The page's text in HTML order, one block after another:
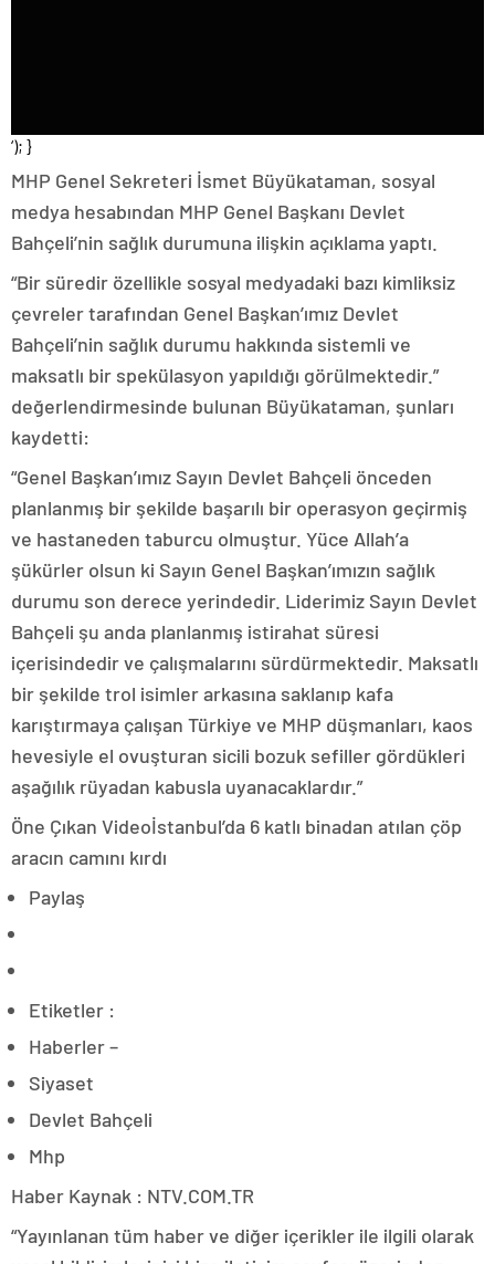
‘); }
MHP Genel Sekreteri İsmet Büyükataman, sosyal
medya hesabından MHP Genel Başkanı Devlet
Bahçeli’nin sağlık durumuna ilişkin açıklama yaptı.
“Bir süredir özellikle sosyal medyadaki bazı kimliksiz
çevreler tarafından Genel Başkan’ımız Devlet
Bahçeli’nin sağlık durumu hakkında sistemli ve
maksatlı bir spekülasyon yapıldığı görülmektedir.”
değerlendirmesinde bulunan Büyükataman, şunları
kaydetti:
“Genel Başkan’ımız Sayın Devlet Bahçeli önceden
planlanmış bir şekilde başarılı bir operasyon geçirmiş
ve hastaneden taburcu olmuştur. Yüce Allah’a
şükürler olsun ki Sayın Genel Başkan’ımızın sağlık
durumu son derece yerindedir. Liderimiz Sayın Devlet
Bahçeli şu anda planlanmış istirahat süresi
içerisindedir ve çalışmalarını sürdürmektedir. Maksatlı
bir şekilde trol isimler arkasına saklanıp kafa
karıştırmaya çalışan Türkiye ve MHP düşmanları, kaos
hevesiyle el ovuşturan sicili bozuk sefiller gördükleri
aşağılık rüyadan kabusla uyanacaklardır.”
Öne Çıkan Videoİstanbul’da 6 katlı binadan atılan çöp
aracın camını kırdı
Paylaş
Etiketler :
Haberler –
Siyaset
Devlet Bahçeli
Mhp
Haber Kaynak : NTV.COM.TR
“Yayınlanan tüm haber ve diğer içerikler ile ilgili olarak